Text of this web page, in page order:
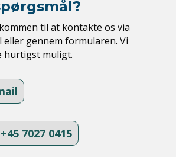
til at kontakte os via
eller gennem formularen. Vi
hurtigst muligt.
7027 0415